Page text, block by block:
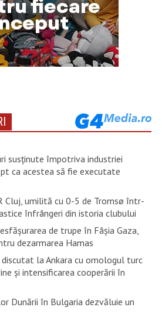
susţinute împotriva industriei
ca acestea să fie executate
Cluj, umilită cu 0-5 de Tromsø într-
înfrângeri din istoria clubului
de trupe în Fâşia Gaza,
dezarmarea Hamas
la Ankara cu omologul turc
și intensificarea cooperării în
Dunării în Bulgaria dezvăluie un